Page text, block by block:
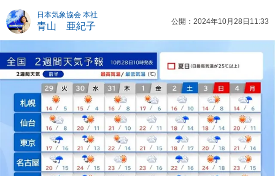
日本気象協会 本社
青山 亜紀子 公開：2024年10月28日11:33